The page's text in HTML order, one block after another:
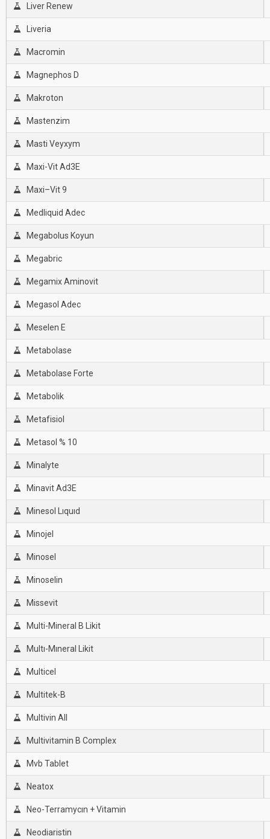
Liver Renew
Liveria
Macromin
Magnephos D
Makroton
Mastenzim
Masti Veyxym
Maxi-Vit Ad3E
Maxi–Vit 9
Medliquid Adec
Megabolus Koyun
Megabric
Megamix Aminovit
Megasol Adec
Meselen E
Metabolase
Metabolase Forte
Metabolik
Metafisiol
Metasol % 10
Minalyte
Minavit Ad3E
Minesol Lıquıd
Minojel
Minosel
Minoselin
Missevit
Multi-Mineral B Likit
Multı-Mıneral Likit
Multicel
Multitek-B
Multivin All
Multivitamin B Complex
Mvb Tablet
Neatox
Neo-Terramycın + Vitamin
Neodiaristin